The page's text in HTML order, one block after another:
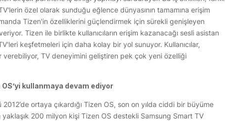
özel olarak sunduğu eğlence dünyasının tamamına erişim
Tizen'in özelliklerini güçlendirmek için sürekli genişleyen
Tizen ile birlikte kullanıcıların erişim kazanacağı sesli asistan
keşfetmeleri için daha kolay bir yol sunuyor. Kullanıcılar,
verebiliyor, TV deneyimini geliştiren pek çok yeni özelliği
kullanmaya devam ediyor
2012’de ortaya çıkardığı Tizen OS, son on yılda ciddi bir büyüme
200 milyon kişi Tizen OS destekli Samsung Smart TV